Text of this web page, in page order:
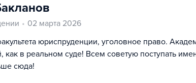
02 марта 2026
юриспруденции, уголовное право.
как в реальном суде! Всем советую поступать
сюда!